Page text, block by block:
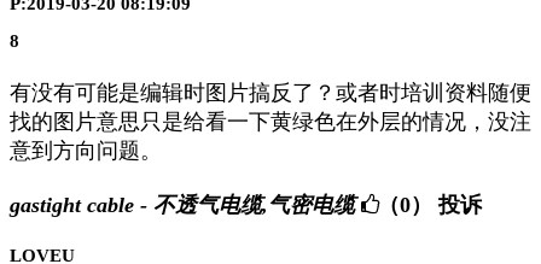
P:2019-03-20 08:19:09
8
有没有可能是编辑时图片搞反了？或者时培训资料随便
找的图片意思只是给看一下黄绿色在外层的情况，没注
意到方向问题。
gastight cable - 不透气电缆,气密电缆 （0） 投诉
LOVEU